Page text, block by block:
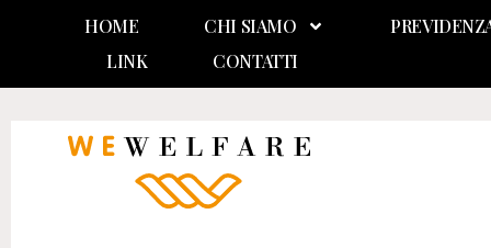
HOME CHI SIAMO
LINK
CONTATTI